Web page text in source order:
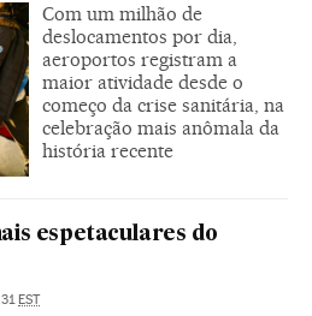
Com um milhão de
deslocamentos por dia,
aeroportos registram a
maior atividade desde o
começo da crise sanitária, na
celebração mais anômala da
história recente
espetaculares do
EST